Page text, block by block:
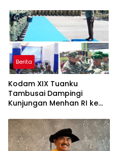
Berita
Kodam XIX Tuanku
Tambusai Dampingi
Kunjungan Menhan RI ke
Perkuat Pembangunan
Satuan